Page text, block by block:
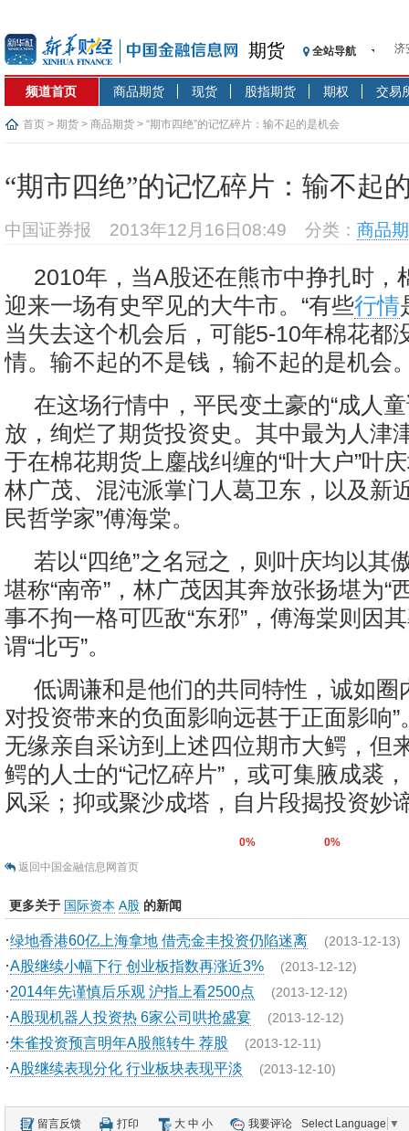
期货 全站导航
【
记
【
央
基
沥
频道首页 商品期货 现货 股指期货 期权 交易
首页 > 期货 > 商品期货 > “期市四绝”的记忆碎片：输不起的是机会
“期市四绝”的记忆碎片：输不起
中国证券报 2013年12月16日08:49 分类： 商品
2010年，当A股还在熊市中挣扎时，
迎来一场有史罕见的大牛市。“有些行情
当失去这个机会后，可能5-10年棉花都
情。输不起的不是钱，输不起的是机会
在这场行情中，平民变土豪的“成人
放，绚烂了期货投资史。其中最为人津
于在棉花期货上鏖战纠缠的“叶大户”叶
林广茂、混沌派掌门人葛卫东，以及新
民哲学家”傅海棠。
若以“四绝”之名冠之，则叶庆均以其
堪称“南帝”，林广茂因其奔放张扬堪为“
事不拘一格可匹敌“东邪”，傅海棠则因
谓“北丐”。
低调谦和是他们的共同特性，诚如圈
对投资带来的负面影响远甚于正面影响
无缘亲自采访到上述四位期市大鳄，但
鳄的人士的“记忆碎片”，或可集腋成裘
风采；抑或聚沙成塔，自片段揭投资妙
0%
0%
返回中国金融信息网首页
更多关于 国际资本 A股 的新闻
·绿地香港60亿上海拿地 借壳金丰投资仍陷迷离 (2013-12-13)
·A股继续小幅下行 创业板指数再涨近3% (2013-12-12)
·2014年先谨慎后乐观 沪指上看2500点 (2013-12-12)
·A股现机器人投资热 6家公司哄抢盛宴 (2013-12-12)
·朱雀投资预言明年A股熊转牛 荐股 (2013-12-11)
·A股继续表现分化 行业板块表现平淡 (2013-12-10)
留言反馈 打印 大 中 小 我要评论 Select Language ▼